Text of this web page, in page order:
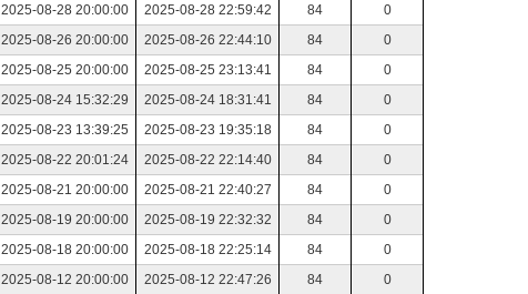
2025-08-28 20:00:00 2025-08-28 22:59:42 84
0
2025-08-26 20:00:00 2025-08-26 22:44:10 84
0
2025-08-25 20:00:00 2025-08-25 23:13:41 84
0
2025-08-24 15:32:29 2025-08-24 18:31:41 84
0
2025-08-23 13:39:25 2025-08-23 19:35:18 84
0
2025-08-22 20:01:24 2025-08-22 22:14:40 84
0
2025-08-21 20:00:00 2025-08-21 22:40:27 84
0
2025-08-19 20:00:00 2025-08-19 22:32:32 84
0
2025-08-18 20:00:00 2025-08-18 22:25:14 84
0
2025-08-12 20:00:00 2025-08-12 22:47:26 84 0